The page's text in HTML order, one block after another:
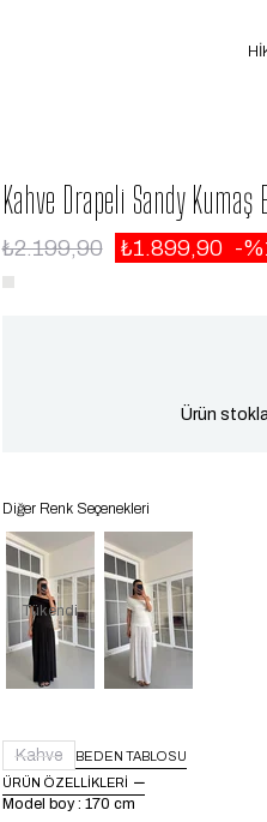
Kahve Drapeli Sandy Kumaş
₺2.199,90 ₺1.899,90
Ürün
Diğer Renk Seçenekleri
Tükendi
Kahve
BEDEN TABLOSU
ÜRÜN ÖZELLIKLERI
Model boy : 170 cm